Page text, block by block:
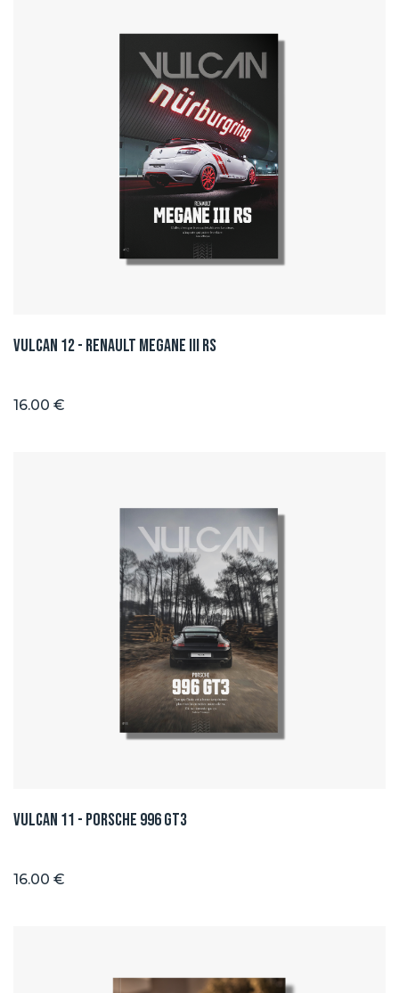
Vulcan 12 - Renault Megane III RS
16.00 €
Vulcan 11 - Porsche 996 GT3
16.00 €